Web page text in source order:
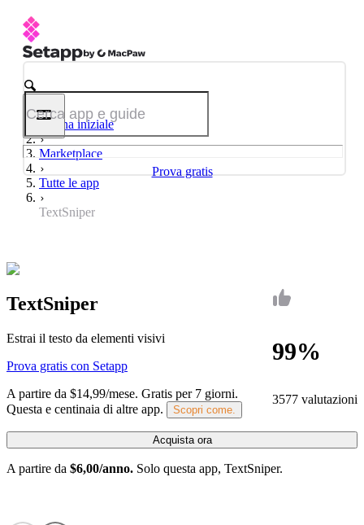
Prova gratis
Pagina iniziale
Marketplace
Tutte le app
TextSniper
99%
3577 valutazioni
TextSniper
Estrai il testo da elementi visivi
Prova gratis con Setapp
A partire da $14,99/mese. Gratis per 7 giorni.
Questa e centinaia di altre app.
Scopri come.
Acquista ora
A partire da $6,00/anno. Solo questa app, TextSniper.